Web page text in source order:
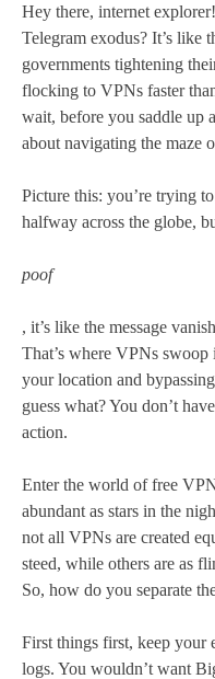
Hey there, internet
Telegram exodus? It’s like
governments tightening
flocking to VPNs faster
wait, before you saddle up
about navigating the maze
Picture this: you’re trying
halfway across the globe,
poof
, it’s like the message
That’s where VPNs
your location and
guess what? You don’t
action.
Enter the world of free
abundant as stars in the
not all VPNs are created
steed, while others are as
So, how do you separate
First things first, keep your
logs. You wouldn’t want